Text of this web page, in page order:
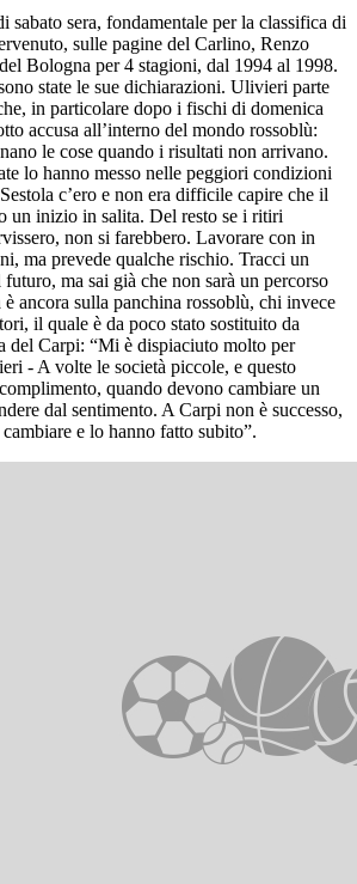
sera, fondamentale per la classifica di
sulle pagine del Carlino, Renzo
Bologna per 4 stagioni, dal 1994 al 1998.
state le sue dichiarazioni. Ulivieri parte
in particolare dopo i fischi di domenica
accusa all’interno del mondo rossoblù:
le cose quando i risultati non arrivano.
lo hanno messo nelle peggiori condizioni
c’ero e non era difficile capire che il
un inizio in salita. Del resto se i ritiri
non si farebbero. Lavorare con in
ma prevede qualche rischio. Tracci un
ma sai già che non sarà un percorso
ancora sulla panchina rossoblù, chi invece
il quale è da poco stato sostituito da
del Carpi: “Mi è dispiaciuto molto per
- A volte le società piccole, e questo
quando devono cambiare un
dal sentimento. A Carpi non è successo,
e lo hanno fatto subito”.